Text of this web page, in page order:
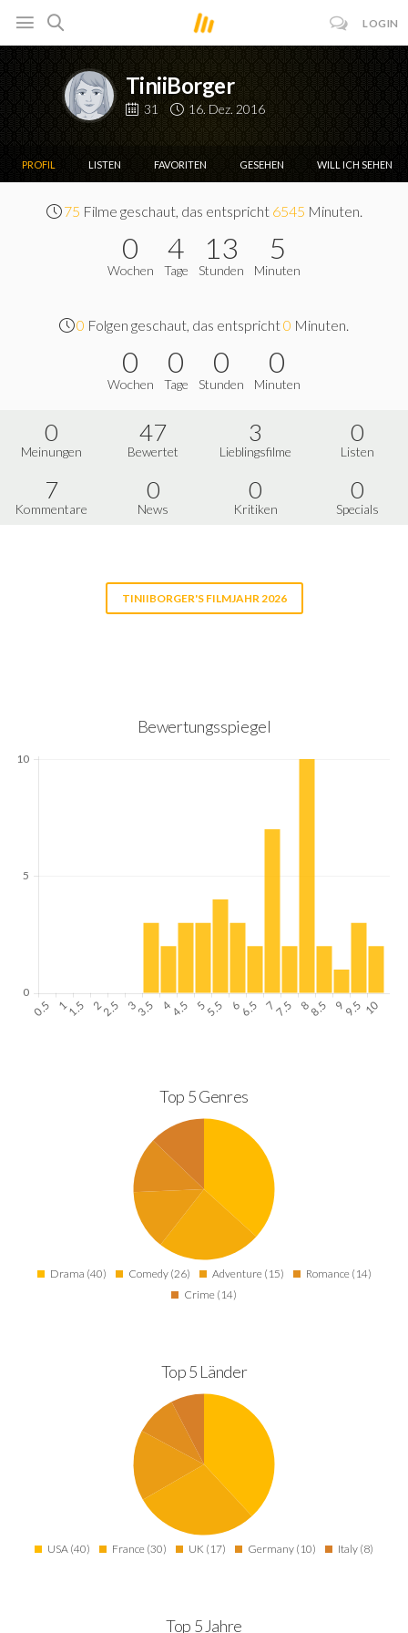
LOGIN
TiniiBorger
31 16. Dez. 2016
PROFIL LISTEN FAVORITEN GESEHEN WILL ICH SEHEN
75 Filme geschaut, das entspricht 6545 Minuten.
0
Wochen
4
Tage
13
Stunden
5
Minuten
0 Folgen geschaut, das entspricht0 Minuten.
0
Wochen
0
Tage
0
Stunden
0
Minuten
0
Meinungen
47
Bewertet
3
Lieblingsfilme
0
Listen
7
Kommentare
0
News
0
Kritiken
0
Specials
TINIIBORGER'S FILMJAHR 2026
Bewertungsspiegel
Top 5 Genres
Drama (40) Comedy (26) Adventure (15)
Romance (14)
Crime (14)
Top 5 Länder
USA (40) France (30) UK (17) Germany (10) Italy (8)
Top 5 Jahre